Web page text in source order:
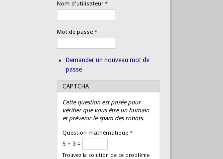
Nom d'utilisateur*
Mot de passe *
Demander un nouveau mot de
passe
CAPTCHA
Cette question est posée pour
vérifier que vous être un humain
et prévenir le spam des robots.
Question mathématique *
5 + 3 =
Trouvez la solution de ce problème